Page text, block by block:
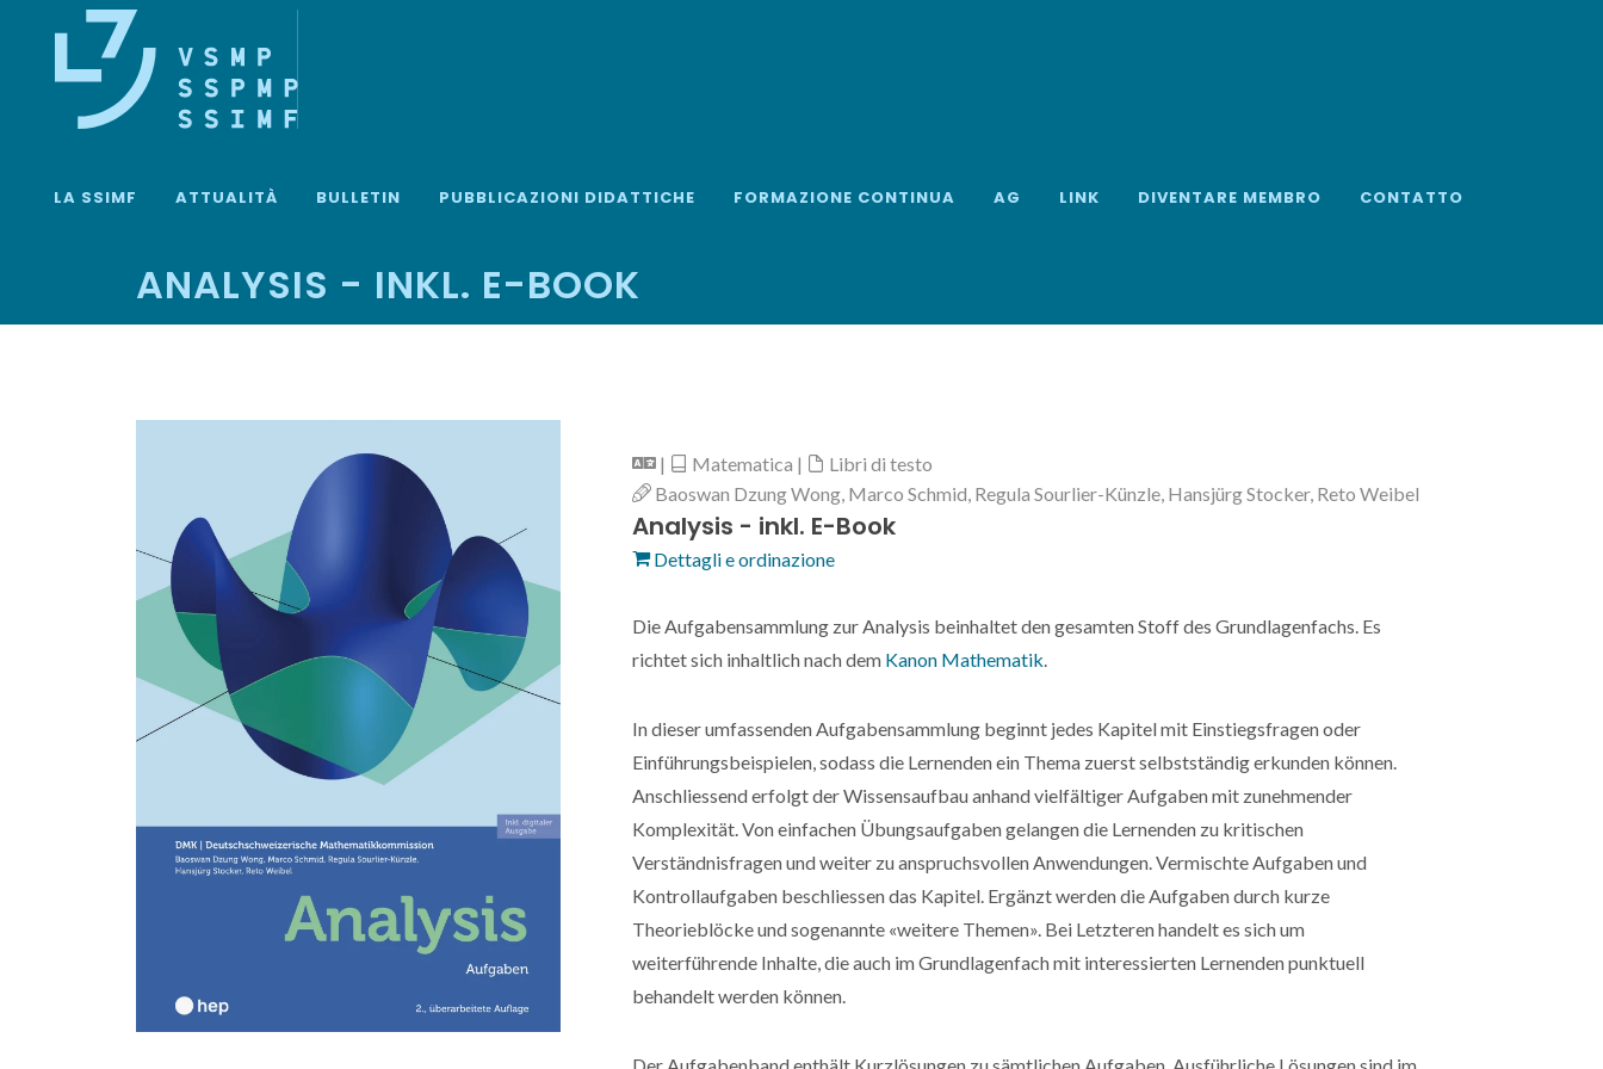
LA SSIMF ATTUALITÀ BULLETIN PUBBLICAZIONI DIDATTICHE FORMAZIONE CONTINUA AG LINK DIVENTARE MEMBRO CONTATTO
ANALYSIS - INKL. E-BOOK
| Matematica |
Libri di testo
Baoswan Dzung Wong, Marco Schmid, Regula Sourlier-Künzle, Hansjürg Stocker, Reto Weibel
Analysis - inkl. E-Book
Dettagli e ordinazione
Die Aufgabensammlung zur Analysis beinhaltet den gesamten Stoff des Grundlagenfachs. Es
richtet sich inhaltlich nach dem Kanon Mathematik.
In dieser umfassenden Aufgabensammlung beginnt jedes Kapitel mit Einstiegsfragen oder
Einführungsbeispielen, sodass die Lernenden ein Thema zuerst selbstständig erkunden können.
Anschliessend erfolgt der Wissensaufbau anhand vielfältiger Aufgaben mit zunehmender
Komplexität. Von einfachen Übungsaufgaben gelangen die Lernenden zu kritischen
Verständnisfragen und weiter zu anspruchsvollen Anwendungen. Vermischte Aufgaben und
Kontrollaufgaben beschliessen das Kapitel. Ergänzt werden die Aufgaben durch kurze
Theorieblöcke und sogenannte «weitere Themen». Bei Letzteren handelt es sich um
weiterführende Inhalte, die auch im Grundlagenfach mit interessierten Lernenden punktuell
behandelt werden können.